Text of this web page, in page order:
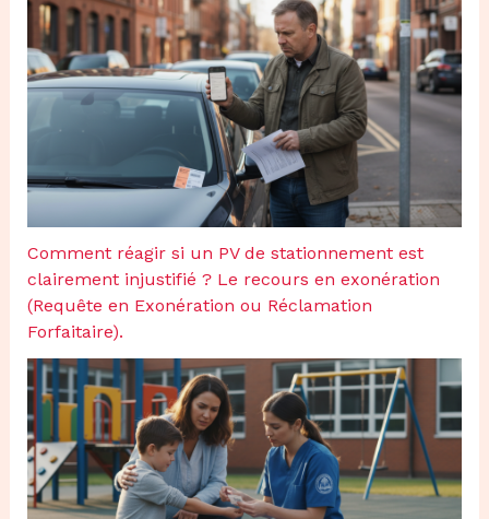
Comment réagir si un PV de stationnement est
clairement injustifié ? Le recours en exonération
(Requête en Exonération ou Réclamation
Forfaitaire).